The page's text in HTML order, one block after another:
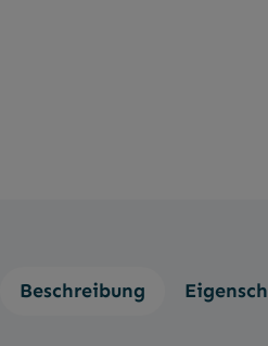
Beschreibung